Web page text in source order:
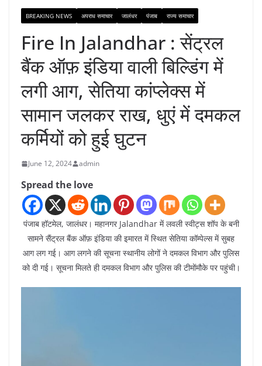
BREAKING NEWS अपराध समाचार जालंधर पंजाब राज्य समाचार
Fire In Jalandhar : सेंट्रल
बैंक ऑफ़ इंडिया वाली बिल्डिंग में
लगी आग, सेतिया कांप्लेक्स में
सामान जलकर राख, धुएं में दमकल
कर्मियों को हुई घुटन
June 12, 2024 admin
Spread the love
पंजाब हॉटमेल, जालंधर। महानगर Jalandhar में लवली स्वीट्स शॉप के बनी
सामने सैंट्रल बैंक ऑफ़ इंडिया की इमारत में स्थित सेतिया कॉम्पेल्स में सुबह
आग लग गई। आग लगने की सूचना स्थानीय लोगों ने दमकल विभाग और पुलिस
को दी गई। सूचना मिलते ही दमकल विभाग और पुलिस की टीमोंमौके पर पहुंची।